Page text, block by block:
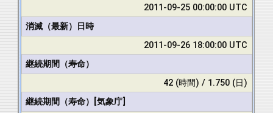
2011-09-25 00:00:00 UTC
消滅（最新）日時
2011-09-26 18:00:00 UTC
継続期間（寿命）
42 (時間) / 1.750 (日)
継続期間（寿命）[気象庁]